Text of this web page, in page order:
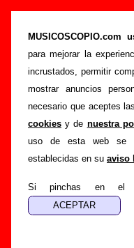
para mejorar la
incrustados, permitir
mostrar anuncios
necesario que aceptes
cookies y de nuestra
uso de esta web se
establecidas en su aviso
Si pinchas en el
“Buenas
(Letra e información)
Portada >Sidonie >
Esta página pretende
sobre lacanción
Sidonie. Además de su
sobre el autor o los
incluido este tema,
tienes información
esta información.